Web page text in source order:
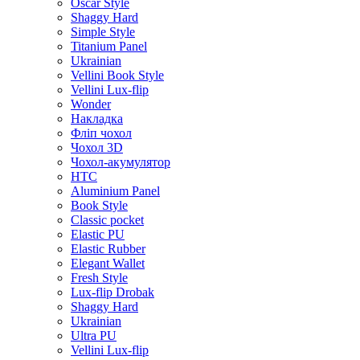
Oscar Style
Shaggy Hard
Simple Style
Titanium Panel
Ukrainian
Vellini Book Style
Vellini Lux-flip
Wonder
Накладка
Фліп чохол
Чохол 3D
Чохол-акумулятор
HTC
Aluminium Panel
Book Style
Classic pocket
Elastic PU
Elastic Rubber
Elegant Wallet
Fresh Style
Lux-flip Drobak
Shaggy Hard
Ukrainian
Ultra PU
Vellini Lux-flip